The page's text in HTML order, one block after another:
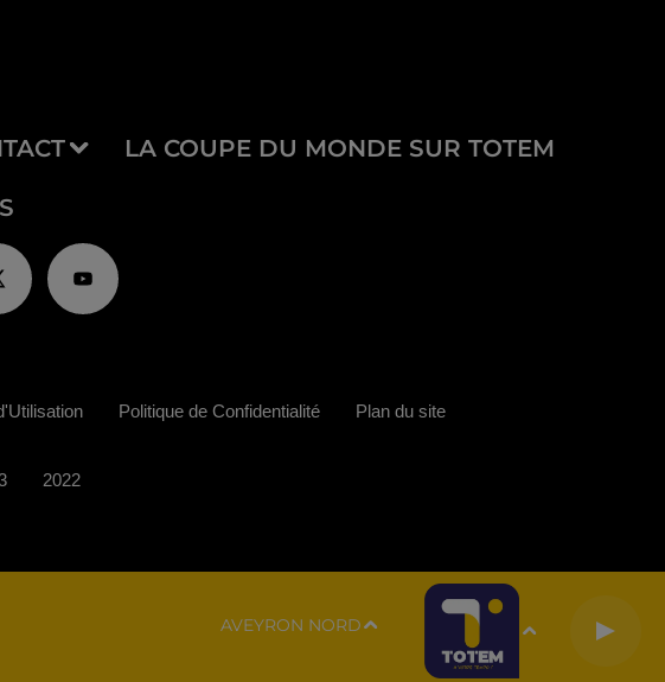
LA COUPE DU MONDE SUR TOTEM
AVEYRON NORD
Politique de Confidentialité Plan du site
2022